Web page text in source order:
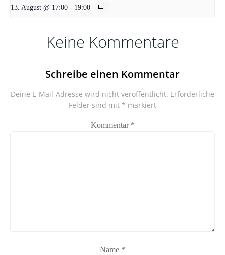
13. August @ 17:00 - 19:00
Keine Kommentare
Schreibe einen Kommentar
Deine E-Mail-Adresse wird nicht veröffentlicht. Erforderliche
Felder sind mit * markiert
Kommentar *
Name *